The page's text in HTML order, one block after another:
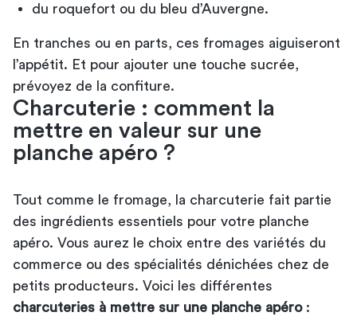
du roquefort ou du bleu d’Auvergne.
En tranches ou en parts, ces fromages aiguiseront
l’appétit. Et pour ajouter une touche sucrée,
prévoyez de la confiture.
Charcuterie : comment la
mettre en valeur sur une
planche apéro ?
Tout comme le fromage, la charcuterie fait partie
des ingrédients essentiels pour votre planche
apéro. Vous aurez le choix entre des variétés du
commerce ou des spécialités dénichées chez de
petits producteurs. Voici les différentes
charcuteries à mettre sur une planche apéro: